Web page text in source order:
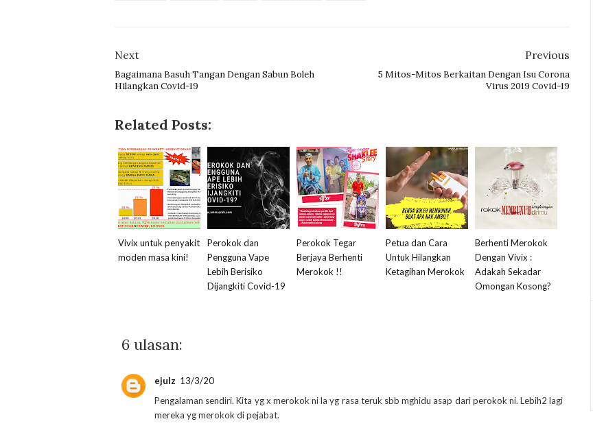
Next
Bagaimana Basuh Tangan Dengan Sabun Boleh
Hilangkan Covid-19
Previous
5 Mitos-Mitos Berkaitan Dengan Isu Corona
Virus 2019 Covid-19
Related Posts:
Vivix untuk penyakit
moden masa kini!
Perokok dan
Pengguna Vape
Lebih Berisiko
Dijangkiti Covid-19
Perokok Tegar
Berjaya Berhenti
Merokok !!
Petua dan Cara
Untuk Hilangkan
Ketagihan Merokok
Berhenti Merokok
Dengan Vivix :
Adakah Sekadar
Omongan Kosong?
6 ulasan:
ejulz 13/3/20
Pengalaman sendiri. Kita yg x merokok ni la yg rasa teruk sbb mghidu asap dari perokok ni. Lebih2 lagi
mereka yg merokok di pejabat.